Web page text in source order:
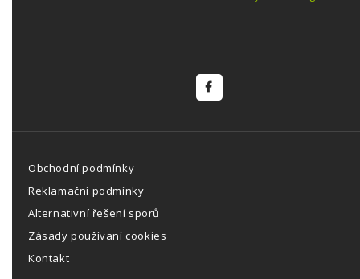
Obchodní podmínky
Reklamační podmínky
Alternativní řešení sporů
Zásady používaní cookies
Kontakt